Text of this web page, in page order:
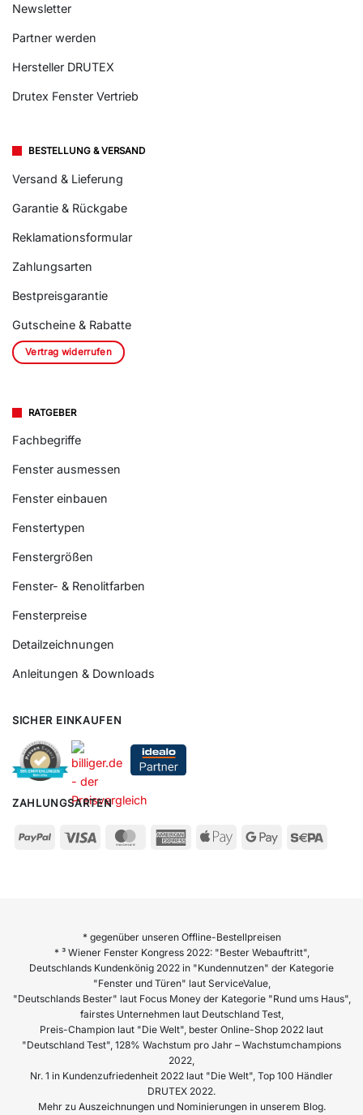
Newsletter
Partner werden
Hersteller DRUTEX
Drutex Fenster Vertrieb
BESTELLUNG & VERSAND
Versand & Lieferung
Garantie & Rückgabe
Reklamationsformular
Zahlungsarten
Bestpreisgarantie
Gutscheine & Rabatte
Vertrag widerrufen
RATGEBER
Fachbegriffe
Fenster ausmessen
Fenster einbauen
Fenstertypen
Fenstergrößen
Fenster- & Renolitfarben
Fensterpreise
Detailzeichnungen
Anleitungen & Downloads
SICHER EINKAUFEN
ZAHLUNGSARTEN
* gegenüber unseren Offline-Bestellpreisen
* ³ Wiener Fenster Kongress 2022: "Bester Webauftritt",
Deutschlands Kundenkönig 2022 in "Kundennutzen" der Kategorie
"Fenster und Türen" laut ServiceValue,
"Deutschlands Bester" laut Focus Money der Kategorie "Rund ums Haus",
fairstes Unternehmen laut Deutschland Test,
Preis-Champion laut "Die Welt", bester Online-Shop 2022 laut
"Deutschland Test", 128% Wachstum pro Jahr – Wachstumchampions
2022,
Nr. 1 in Kundenzufriedenheit 2022 laut "Die Welt", Top 100 Händler
DRUTEX 2022.
Mehr zu Auszeichnungen und Nominierungen in unserem Blog.